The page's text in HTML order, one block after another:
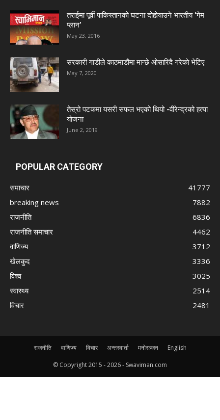
तराईमा पूर्वी पाकिस्तानको घटना दोहोर्‍याउने भारतीय ‘गेम
प्लान’
May 23, 2016
सरकारी गाडीले काठमाडौंमा मान्छे ओसारिदै गरेकाे भेटिए
May 7, 2020
तेस्रो पटकमा यसरी सफल भएको थियो -वीरेन्द्रको हत्या
योजना
June 2, 2019
POPULAR CATEGORY
समाचार
41777
breaking news
7882
राजनीति
6836
राजनीति समाचार
4462
वाणिज्य
3712
खेलकुद
3336
विश्व
3025
स्वास्थ्य
2514
विचार
2481
राजनीति वाणिज्य विचार अन्तरवार्ता मनोरञ्जन English
© Copyright 2015 -2026 - Swaviman.com